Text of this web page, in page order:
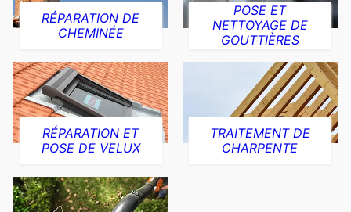
RÉPARATION DE
CHEMINÉE
POSE ET
NETTOYAGE DE
GOUTTIÈRES
RÉPARATION ET
POSE DE VELUX
TRAITEMENT DE
CHARPENTE